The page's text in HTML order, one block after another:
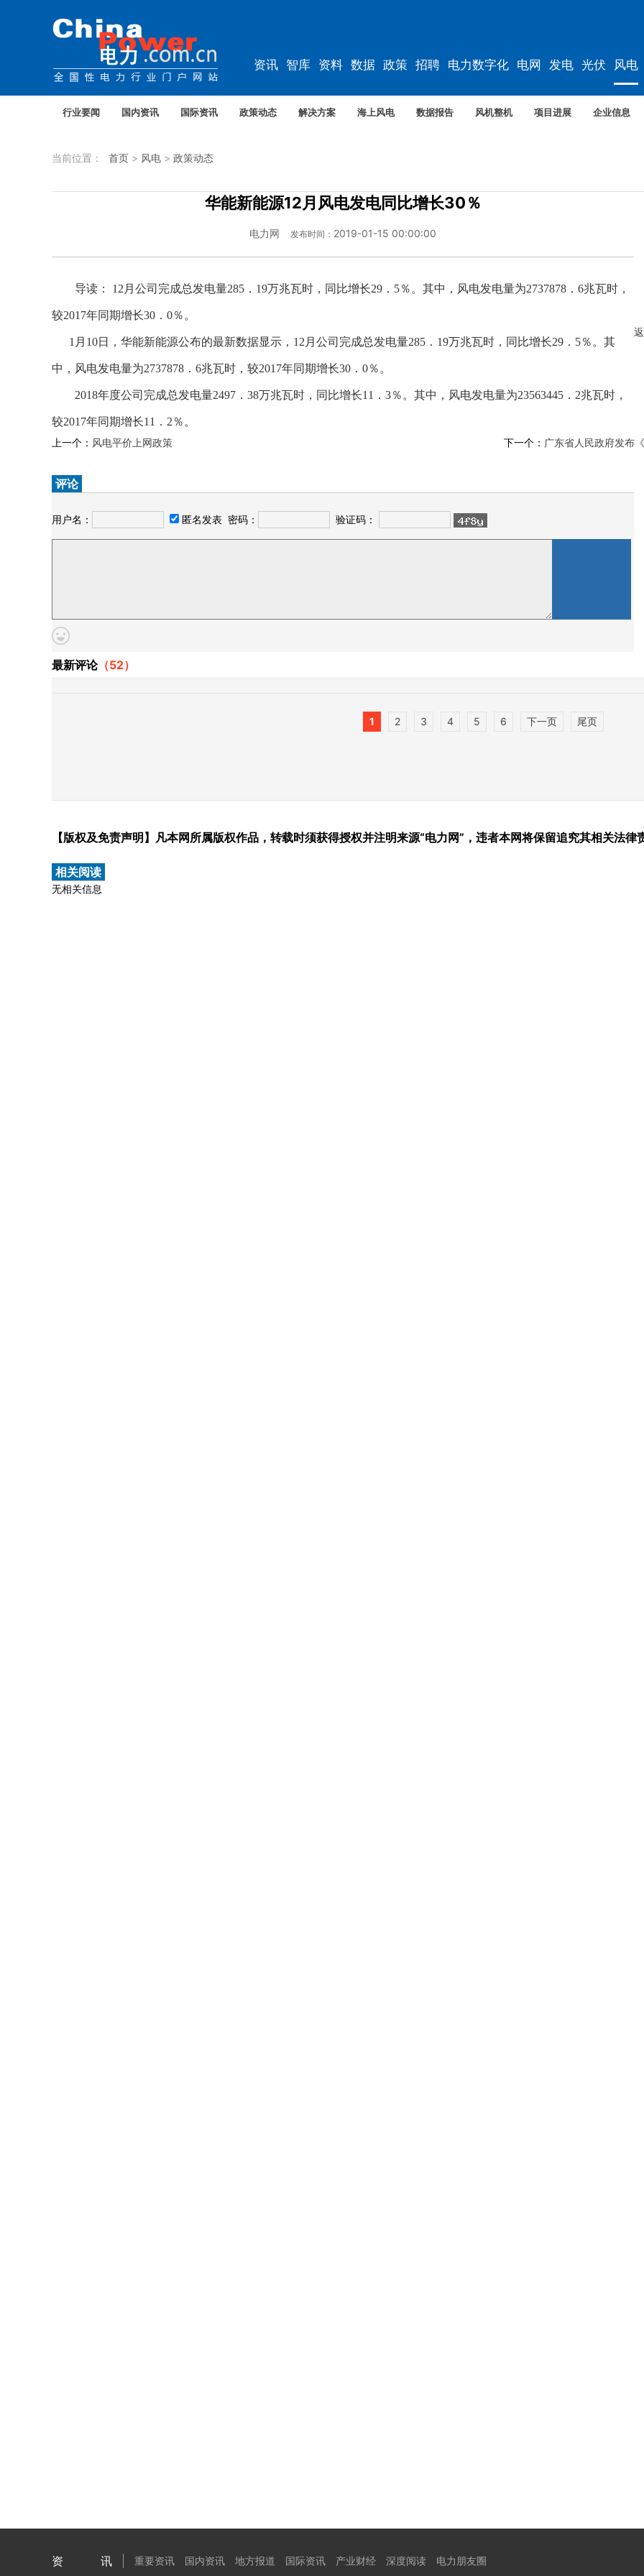
资讯 智库 资料 数据 政策 招聘 电力数字化 电网 发电 光伏 风电
行业要闻 国内资讯 国际资讯 政策动态 解决方案 海上风电 数据报告 风机整机 项目进展 企业信息
当前位置： 首页 > 风电 > 政策动态
华能新能源12月风电发电同比增长30％
电力网 发布时间： 2019-01-15 00:00:00
导读： 12月公司完成总发电量285．19万兆瓦时，同比增长29．5％。其中，风电发电量为2737878．6兆瓦时，
较2017年同期增长30．0％。
1月10日，华能新能源公布的最新数据显示，12月公司完成总发电量285．19万兆瓦时，同比增长29．5％。其
中，风电发电量为2737878．6兆瓦时，较2017年同期增长30．0％。
2018年度公司完成总发电量2497．38万兆瓦时，同比增长11．3％。其中，风电发电量为23563445．2兆瓦时，
较2017年同期增长11．2％。
上一个： 风电平价上网政策 下一个： 广东省人民政府发布
评论
用户名： 匿名发表 密码： 验证码：
最新评论（52）
1 2 3 4 5 6 下一页 尾页
【版权及免责声明】凡本网所属版权作品，转载时须获得授权并注明来源“电力网”，违者本网将保留追究其相关法律
相关阅读
无相关信息
资讯 重要资讯 国内资讯 地方报道 国际资讯 产业财经 深度阅读 电力朋友圈